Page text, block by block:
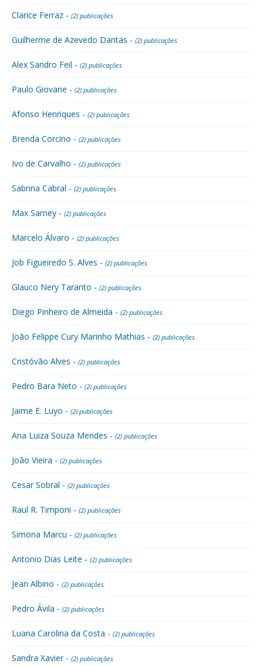
Clarice Ferraz - (2) publicações
Guilherme de Azevedo Dantas - (2) publicações
Alex Sandro Feil - (2) publicações
Paulo Giovane - (2) publicações
Afonso Henriques - (2) publicações
Brenda Corcino - (2) publicações
Ivo de Carvalho - (2) publicações
Sabrina Cabral - (2) publicações
Max Sarney - (2) publicações
Marcelo Álvaro - (2) publicações
Job Figueiredo S. Alves - (2) publicações
Glauco Nery Taranto - (2) publicações
Diego Pinheiro de Almeida - (2) publicações
João Felippe Cury Marinho Mathias - (2) publicações
Cristóvão Alves - (2) publicações
Pedro Bara Neto - (2) publicações
Jaime E. Luyo - (2) publicações
Ana Luiza Souza Mendes - (2) publicações
João Vieira - (2) publicações
Cesar Sobral - (2) publicações
Raul R. Timponi - (2) publicações
Simona Marcu - (2) publicações
Antonio Dias Leite - (2) publicações
Jean Albino - (2) publicações
Pedro Ávila - (2) publicações
Luana Carolina da Costa - (2) publicações
Sandra Xavier - (2) publicações